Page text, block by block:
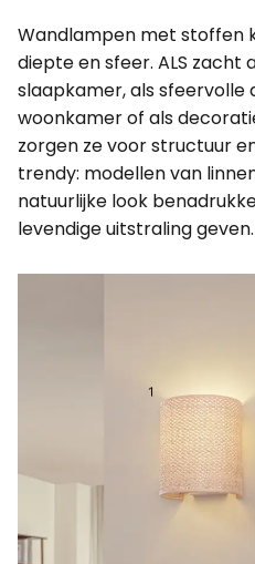
Wandlampen met stoffen
diepte en sfeer. ALS
slaapkamer, als sfeervolle
woonkamer of als
zorgen ze voor structuur
trendy: modellen van
natuurlijke look
levendige uitstraling geven.